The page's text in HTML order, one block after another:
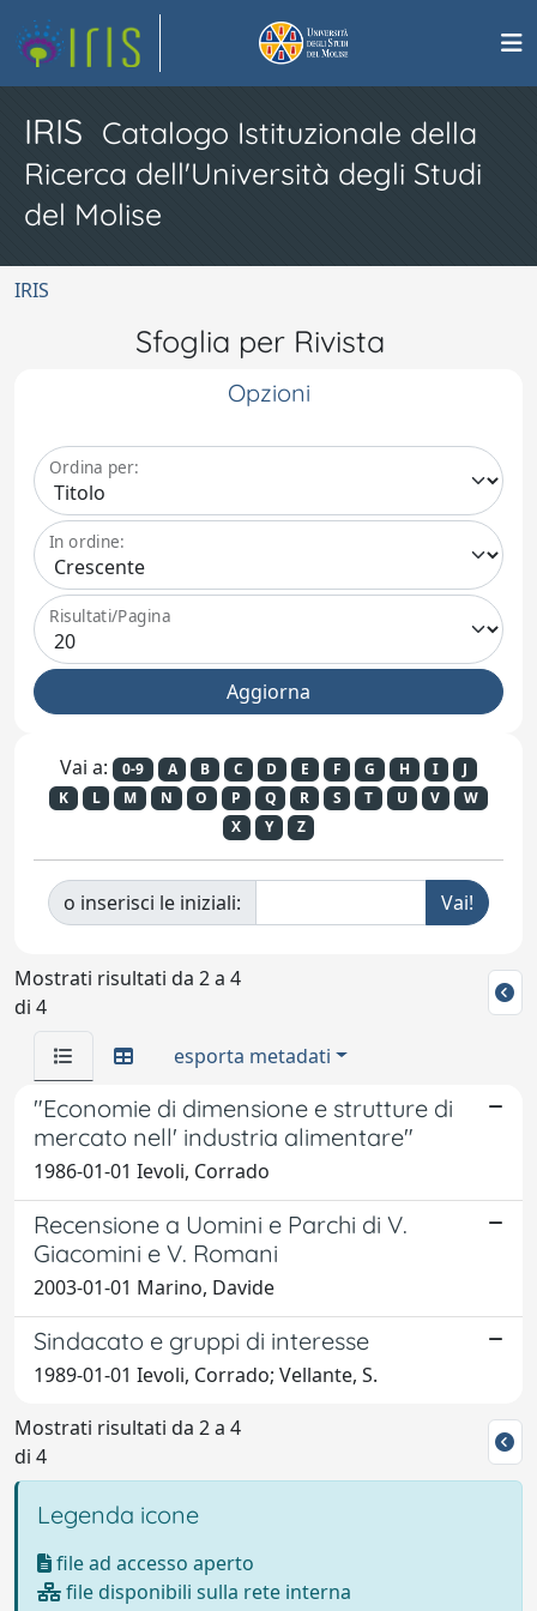
IRIS Catalogo Istituzionale della
Ricerca dell'Università degli Studi
del Molise
IRIS
Sfoglia per Rivista
Opzioni
Ordina per:
In ordine:
Risultati/Pagina
Vai a: 0-9 A B C D E F G H I
J
K
L M N O P Q R S T U V
W
X
Y Z
o inserisci le iniziali:
Mostrati risultati da 2 a 4
di 4
esporta metadati
"Economie di dimensione e strutture di
mercato nell' industria alimentare"
1986-01-01 Ievoli, Corrado
Recensione a Uomini e Parchi di V.
Giacomini e V. Romani
2003-01-01 Marino, Davide
Sindacato e gruppi di interesse
1989-01-01 Ievoli, Corrado; Vellante, S.
Mostrati risultati da 2 a 4
di 4
Legenda icone
file ad accesso aperto
file disponibili sulla rete interna